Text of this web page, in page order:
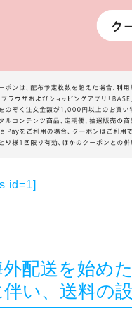
id=1]
配送を始め
伴い、送料の